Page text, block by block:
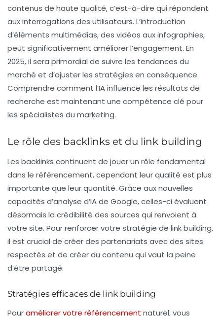
contenus de haute qualité, c’est-à-dire qui répondent
aux interrogations des utilisateurs. L’introduction
d’éléments multimédias, des vidéos aux infographies,
peut significativement améliorer l’engagement. En
2025, il sera primordial de suivre les tendances du
marché et d’ajuster les stratégies en conséquence.
Comprendre comment l’IA influence les résultats de
recherche est maintenant une compétence clé pour
les spécialistes du marketing.
Le rôle des backlinks et du link building
Les backlinks continuent de jouer un rôle fondamental
dans le référencement, cependant leur qualité est plus
importante que leur quantité. Grâce aux nouvelles
capacités d’analyse d’IA de Google, celles-ci évaluent
désormais la crédibilité des sources qui renvoient à
votre site. Pour renforcer votre stratégie de link building,
il est crucial de créer des partenariats avec des sites
respectés et de créer du contenu qui vaut la peine
d’être partagé.
Stratégies efficaces de link building
Pouraméliorer votre référencement naturel, vous